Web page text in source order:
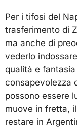
Per i tifosi del
trasferimento di
ma anche di
vederlo
qualità e fantasia
consapevolezza
possono essere
muove in fretta,
restare in